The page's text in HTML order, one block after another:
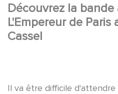
Découvrez la
L'Empereur de Paris
Cassel
Il va être difficile d'attendre